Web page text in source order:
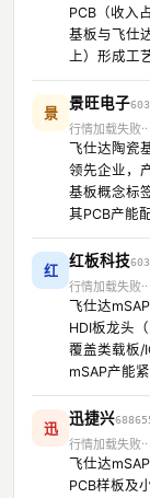
PCB（收入
基板与飞仕
上）形成工
景
景旺电子
行情加载失败
飞仕达陶瓷
领先企业，
基板概念标
其PCB产能
红
红板科技
行情加载失败
飞仕达
HDI板龙头
覆盖类载板/
mSAP产能
迅
迅捷兴
行情加载失败
飞仕达
PCB样板及